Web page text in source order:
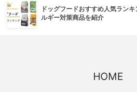
ドッグフードおすすめ人気ラン
ルギー対策商品を紹介
HOME